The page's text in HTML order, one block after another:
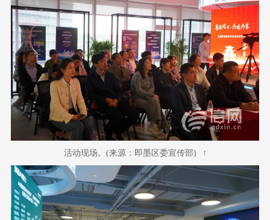
活动现场。(来源：即墨区委宣传部)